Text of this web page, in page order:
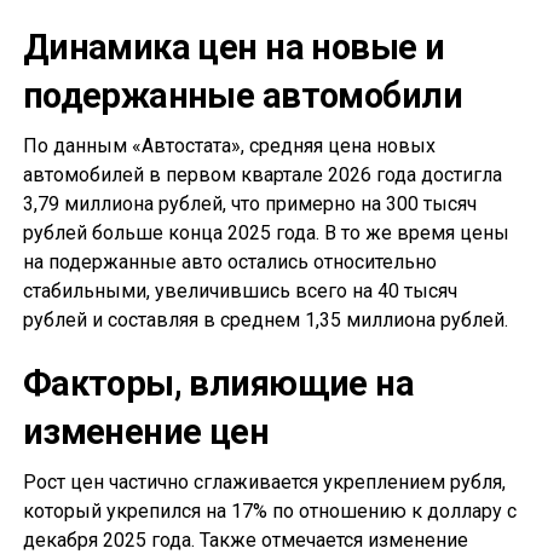
Динамика цен на новые и
подержанные автомобили
По данным «Автостата», средняя цена новых
автомобилей в первом квартале 2026 года достигла
3,79 миллиона рублей, что примерно на 300 тысяч
рублей больше конца 2025 года. В то же время цены
на подержанные авто остались относительно
стабильными, увеличившись всего на 40 тысяч
рублей и составляя в среднем 1,35 миллиона рублей.
Факторы, влияющие на
изменение цен
Рост цен частично сглаживается укреплением рубля,
который укрепился на 17% по отношению к доллару с
декабря 2025 года. Также отмечается изменение